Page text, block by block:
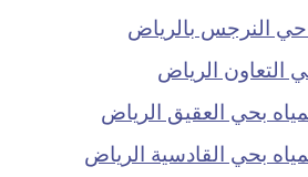
النرجس بالرياض
التعاون الرياض
بحي العقيق الرياض
بحي القادسية الرياض